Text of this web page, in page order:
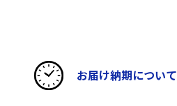
お届け納期について